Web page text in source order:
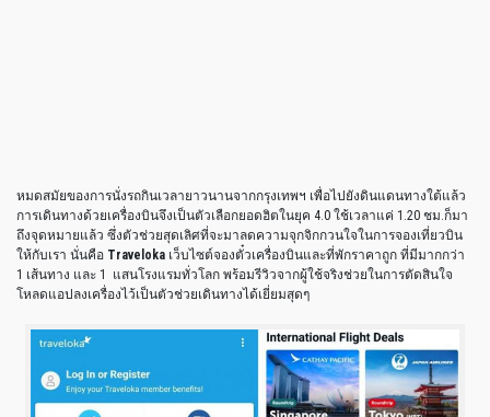
หมดสมัยของการนั่งรถกินเวลายาวนานจากกรุงเทพฯ เพื่อไปยังดินแดนทางใต้แล้ว
การเดินทางด้วยเครื่องบินจึงเป็นตัวเลือกยอดฮิตในยุค 4.0 ใช้เวลาแค่ 1.20 ชม.ก็มา
ถึงจุดหมายแล้ว ซึ่งตัวช่วยสุดเลิศที่จะมาลดความจุกจิกกวนใจในการจองเที่ยวบิน
ให้กับเรา นั่นคือ Traveloka เว็บไซต์จองตั๋วเครื่องบินและที่พักราคาถูก ที่มีมากกว่า
1 เส้นทาง และ 1 แสนโรงแรมทั่วโลก พร้อมรีวิวจากผู้ใช้จริงช่วยในการตัดสินใจ
โหลดแอปลงเครื่องไว้เป็นตัวช่วยเดินทางได้เยี่ยมสุดๆ